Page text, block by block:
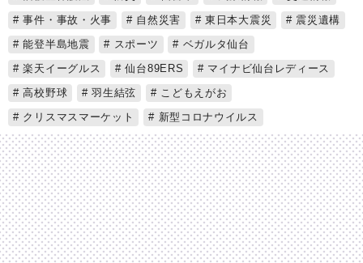
事件・事故・火事
自然災害 東日本大震災
震災遺構
能登半島地震
スポーツ
ベガルタ仙台
楽天イーグルス
仙台89ERS
マイナビ仙台レディース
高校野球
羽生結弦
こどもえがお
クリスマスマーケット
新型コロナウイルス